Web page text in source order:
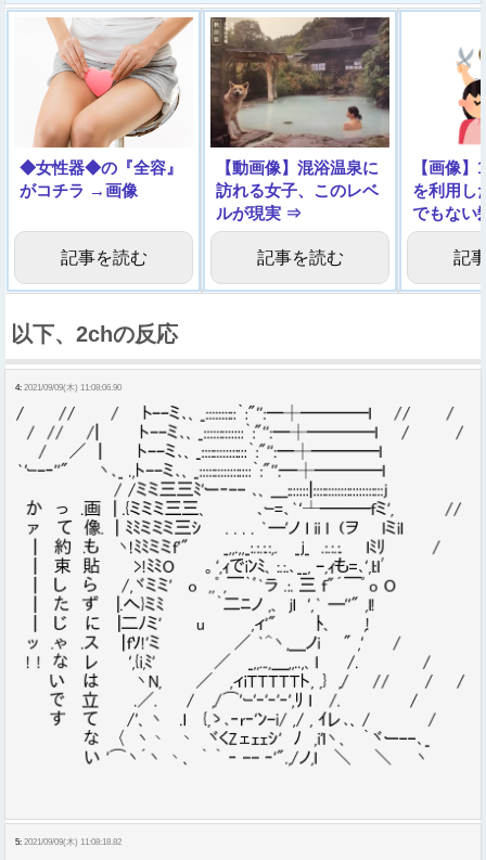
◆女性器◆の『全容』
がコチラ →画像
記事を読む
【動画像】混浴温泉に
訪れる女子、このレベ
ルが現実 ⇒
記事を読む
【画像
を利用し
でもない
しまう
記
以下、2chの反応
4: 2021/09/09(木) 11:08:06.90
5: 2021/09/09(木) 11:08:18.82